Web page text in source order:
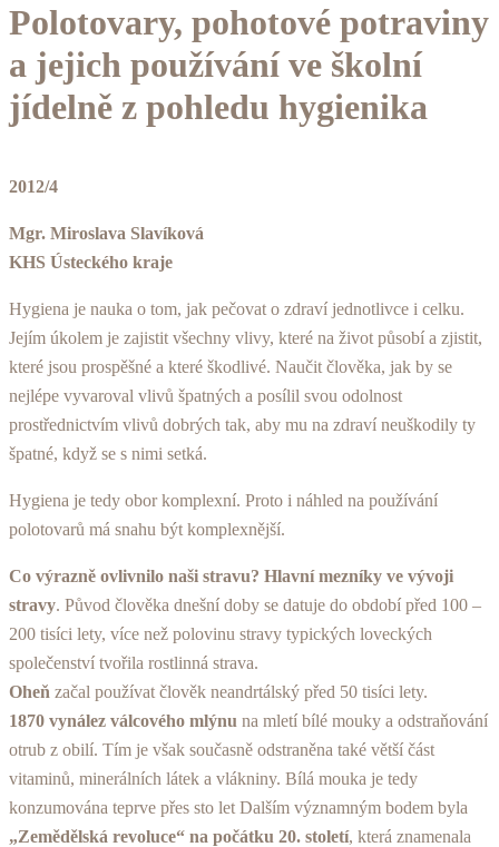
Polotovary, pohotové potraviny
a jejich používání ve školní
jídelně z pohledu hygienika
2012/4
Mgr. Miroslava Slavíková
KHS Ústeckého kraje
Hygiena je nauka o tom, jak pečovat o zdraví jednotlivce i celku.
Jejím úkolem je zajistit všechny vlivy, kte­ré na život působí a zjistit,
které jsou prospěšné a které škodlivé. Naučit člověka, jak by se
nejlépe vyvaroval vlivů špatných a posílil svou odolnost
prostřednictvím vlivů dobrých tak, aby mu na zdraví neuškodily ty
špat­né, když se s nimi setká.
Hygiena je tedy obor komplexní. Proto i náhled na po­užívání
polotovarů má snahu být komplexnější.
Co výrazně ovlivnilo naši stravu? Hlavní mezníky ve vývoji
stravy. Původ člověka dnešní doby se datuje do období před 100 –
200 tisíci lety, více než polovinu stravy typických loveckých
společenství tvořila rostlinná strava.
Oheň začal používat člověk neandrtálský před 50 tisíci lety.
1870 vynález válcového mlýnu na mletí bílé mouky a odstraňování
otrub z obilí. Tím je však současně odstra­něna také větší část
vitaminů, minerálních látek a vlákniny. Bílá mouka je tedy
konzumována teprve přes sto let Dal­ším významným bodem byla
„Zemědělská revoluce“ na počátku 20. století, která znamenala